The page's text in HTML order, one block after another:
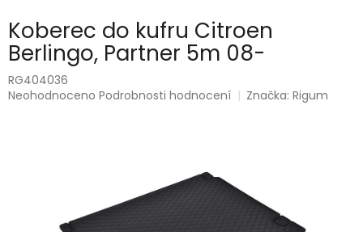
Koberec do kufru Citroen
Berlingo, Partner 5m 08-
RG404036
Průměrné
Neohodnoceno Podrobnosti hodnocení Značka:Rigum